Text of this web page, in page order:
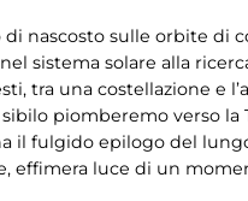
di nascosto sulle orbite di
sistema solare alla
tra una costellazione e
piomberemo verso la
il fulgido epilogo del
effimera luce di un